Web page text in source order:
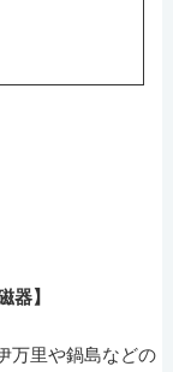
器】
万里や鍋島などの